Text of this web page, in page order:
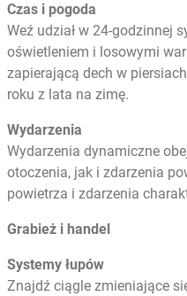
Czas i pogoda
Weź udział w 24-godzinnej
oświetleniem i losowymi
zapierającą dech w
roku z lata na zimę.
Wydarzenia
Wydarzenia dynamiczne
otoczenia, jak i zdarzenia
powietrza i zdarzenia
Grabież i handel
Systemy łupów
Znajdź ciągle zmieniające